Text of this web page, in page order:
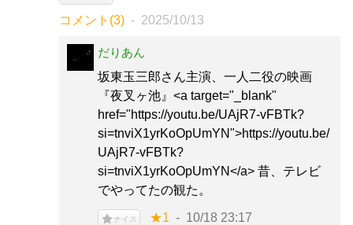
コメント(3) 2025/10/13
だりあん
坂東玉三郎さん主演、一人二役の映画
『夜叉ヶ池』<a target="_blank"
href="https://youtu.be/UAjR7-vFBTk?
si=tnviX1yrKoOpUmYN">https://youtu.be/
UAjR7-vFBTk?
si=tnviX1yrKoOpUmYN</a> 昔、テレビ
でやってたの観た。
ナイス ★1 10/18 23:17